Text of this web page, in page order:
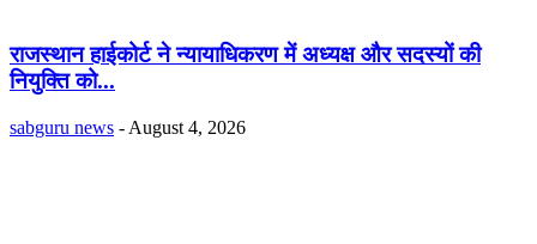
राजस्थान हाईकोर्ट ने न्यायाधिकरण में अध्यक्ष और सदस्यों की
नियुक्ति को...
sabguru news - August 4, 2026